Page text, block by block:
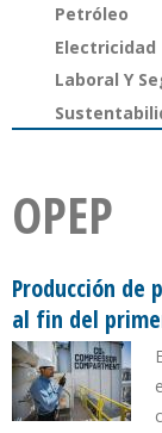
Petróleo
Electricidad
Laboral Y
OPEP
Producción de
al fin del